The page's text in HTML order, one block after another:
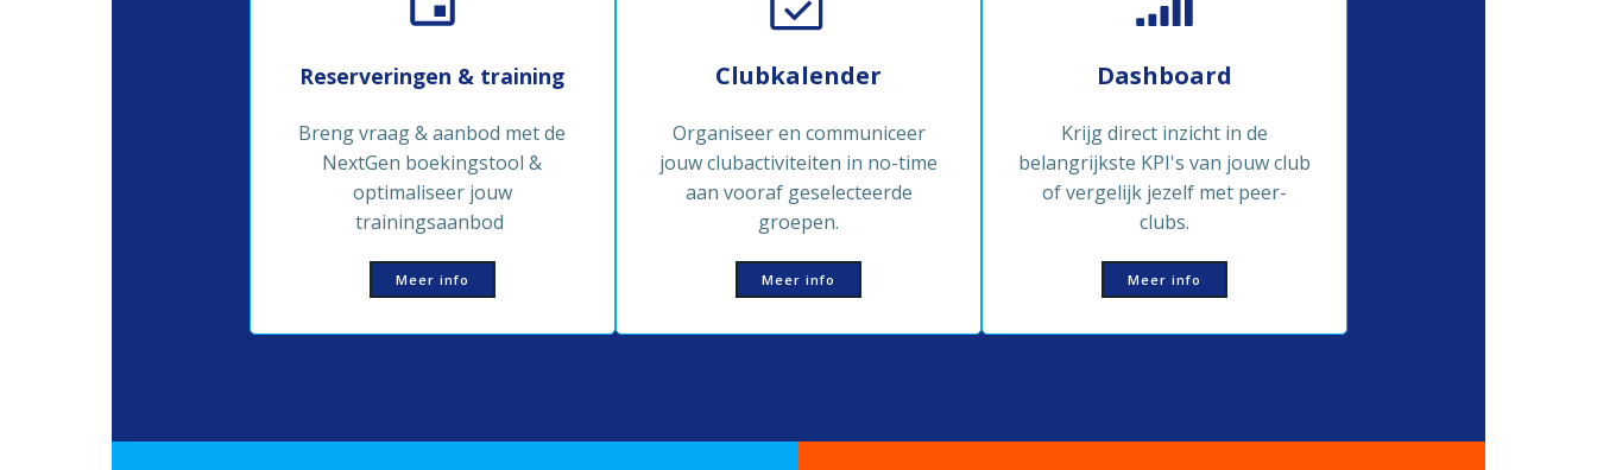
Reserveringen & training
Breng vraag & aanbod met de
NextGen boekingstool &
optimaliseer jouw
trainingsaanbod
Meer info
Clubkalender
Organiseer en communiceer
jouw clubactiviteiten in no-time
aan vooraf geselecteerde
groepen.
Meer info
Dashboard
Krijg direct inzicht in de
belangrijkste KPI's van jouw club
of vergelijk jezelf met peer-
clubs.
Meer info